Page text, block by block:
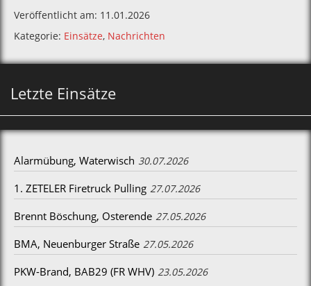
Veröffentlicht am: 11.01.2026
Kategorie: Einsätze, Nachrichten
Letzte Einsätze
Alarmübung, Waterwisch 30.07.2026
1. ZETELER Firetruck Pulling 27.07.2026
Brennt Böschung, Osterende 27.05.2026
BMA, Neuenburger Straße 27.05.2026
PKW-Brand, BAB29 (FR WHV) 23.05.2026